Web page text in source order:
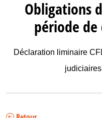
Obligations
période de
Déclaration liminaire